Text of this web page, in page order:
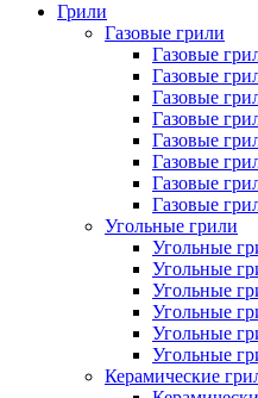
Грили
Газовые грили
Газовые
Газовые
Газовые
Газовые
Газовые
Газовые
Газовые
Газовые
Угольные грили
Угольные
Угольные
Угольные
Угольные
Угольные
Угольные
Керамические